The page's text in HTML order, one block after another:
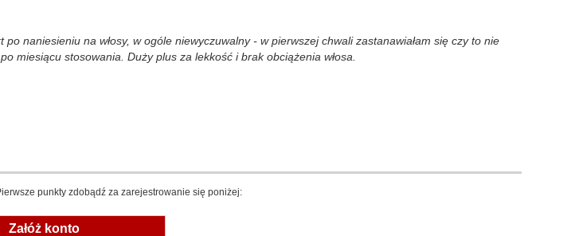
naniesieniu na włosy, w ogóle niewyczuwalny - w pierwszej chwali zastanawiałam się czy to nie
miesiącu stosowania. Duży plus za lekkość i brak obciążenia włosa.
punkty zdobądź za zarejestrowanie się poniżej:
Załóż konto